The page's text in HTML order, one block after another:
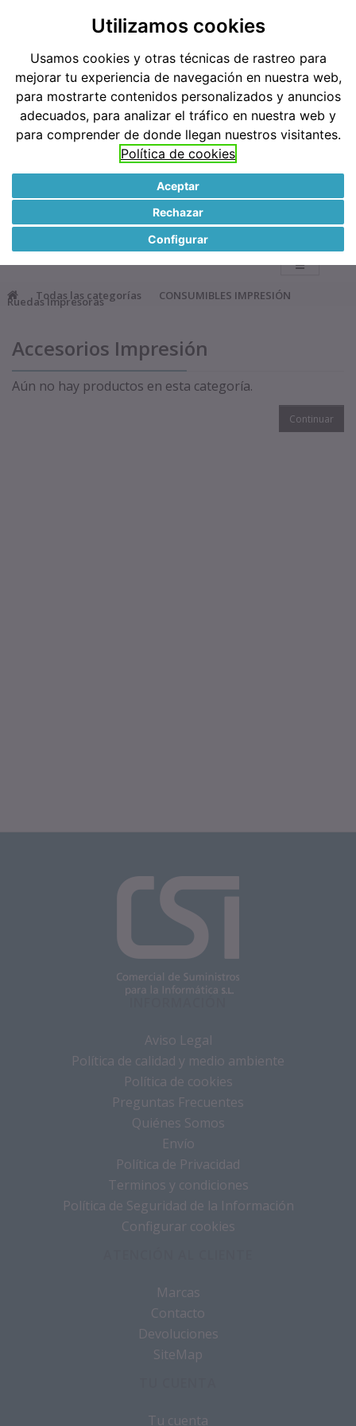
Utilizamos cookies
Usamos cookies y otras técnicas de rastreo para
mejorar tu experiencia de navegación en nuestra web,
para mostrarte contenidos personalizados y anuncios
adecuados, para analizar el tráfico en nuestra web y
para comprender de donde llegan nuestros visitantes.
Política de cookies
Aceptar
Rechazar
Configurar
Teléfonos: 91 519 38 62 / 677 921 793
Métodos de pago
● 0
Todas las categorías CONSUMIBLES IMPRESIÓN
Ruedas Impresoras
Accesorios Impresión
Aún no hay productos en esta categoría.
Continuar
Aviso Legal
Política de calidad y medio ambiente
Política de cookies
Preguntas Frecuentes
Quiénes Somos
Envío
Política de Privacidad
Terminos y condiciones
Política de Seguridad de la Información
Configurar cookies
Marcas
Contacto
Devoluciones
SiteMap
Tu cuenta